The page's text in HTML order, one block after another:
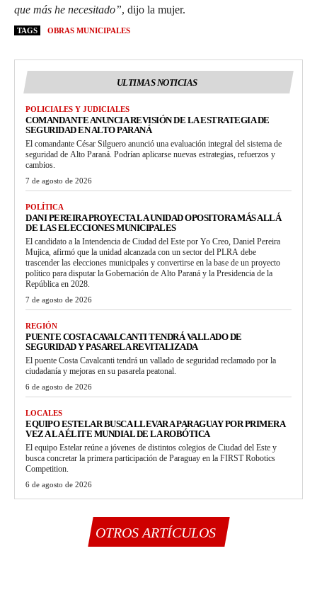
que más he necesitado”, dijo la mujer.
TAGS OBRAS MUNICIPALES
ULTIMAS NOTICIAS
POLICIALES Y JUDICIALES
COMANDANTE ANUNCIA REVISIÓN DE LA ESTRATEGIA DE
SEGURIDAD EN ALTO PARANÁ
El comandante César Silguero anunció una evaluación integral del sistema de
seguridad de Alto Paraná. Podrían aplicarse nuevas estrategias, refuerzos y
cambios.
7 de agosto de 2026
POLÍTICA
DANI PEREIRA PROYECTA LA UNIDAD OPOSITORA MÁS ALLÁ
DE LAS ELECCIONES MUNICIPALES
El candidato a la Intendencia de Ciudad del Este por Yo Creo, Daniel Pereira
Mujica, afirmó que la unidad alcanzada con un sector del PLRA debe
trascender las elecciones municipales y convertirse en la base de un proyecto
político para disputar la Gobernación de Alto Paraná y la Presidencia de la
República en 2028.
7 de agosto de 2026
REGIÓN
PUENTE COSTA CAVALCANTI TENDRÁ VALLADO DE
SEGURIDAD Y PASARELA REVITALIZADA
El puente Costa Cavalcanti tendrá un vallado de seguridad reclamado por la
ciudadanía y mejoras en su pasarela peatonal.
6 de agosto de 2026
LOCALES
EQUIPO ESTELAR BUSCA LLEVAR A PARAGUAY POR PRIMERA
VEZ A LA ÉLITE MUNDIAL DE LA ROBÓTICA
El equipo Estelar reúne a jóvenes de distintos colegios de Ciudad del Este y
busca concretar la primera participación de Paraguay en la FIRST Robotics
Competition.
6 de agosto de 2026
OTROS ARTÍCULOS